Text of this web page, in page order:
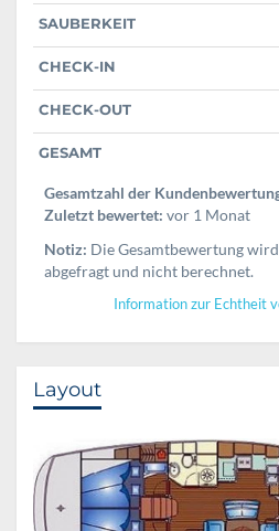
SAUBERKEIT
CHECK-IN
CHECK-OUT
GESAMT
Gesamtzahl der
Zuletzt bewertet: vor 1 Monat
Notiz: Die Gesamtbewertung
abgefragt und nicht berechnet.
Information zur Echtheit
Layout